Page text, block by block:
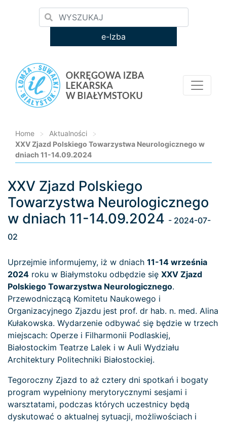
e-Izba
Home > Aktualności
>
XXV Zjazd Polskiego Towarzystwa Neurologicznego w
dniach 11-14.09.2024
Loading...
XXV Zjazd Polskiego
Towarzystwa Neurologicznego
w dniach 11-14.09.2024 - 2024-07-
02
Uprzejmie informujemy, iż w dniach 11-14 września
2024 roku w Białymstoku odbędzie się XXV Zjazd
Polskiego Towarzystwa Neurologicznego.
Przewodniczącą Komitetu Naukowego i
Organizacyjnego Zjazdu jest prof. dr hab. n. med. Alina
Kułakowska. Wydarzenie odbywać się będzie w trzech
miejscach: Operze i Filharmonii Podlaskiej,
Białostockim Teatrze Lalek i w Auli Wydziału
Architektury Politechniki Białostockiej.
Tegoroczny Zjazd to aż cztery dni spotkań i bogaty
program wypełniony merytorycznymi sesjami i
warsztatami, podczas których uczestnicy będą
dyskutować o aktualnej sytuacji, możliwościach i